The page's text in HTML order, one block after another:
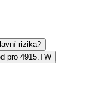
rizika?
pro 4915.TW